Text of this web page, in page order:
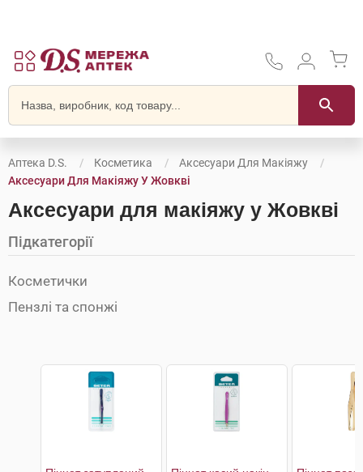
Аптека D.S. Косметика
Аксесуари Для Макіяжу
Аксесуари Для Макіяжу У Жовкві
Аксесуари для макіяжу у Жовкві
Підкатегорії
Косметички
Пензлі та спонжі